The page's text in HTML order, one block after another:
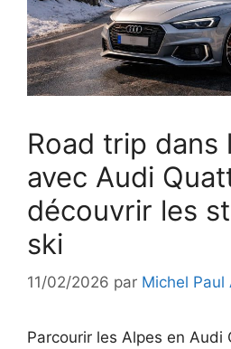
Road trip dans
avec Audi
découvrir les
ski
11/02/2026 par Michel Paul
Parcourir les Alpes en Audi